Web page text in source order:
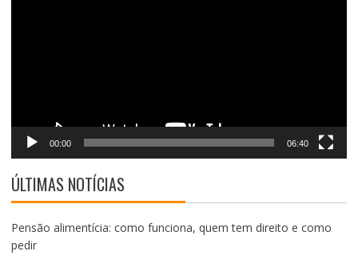
00:00 06:40
ÚLTIMAS NOTÍCIAS
Pensão alimentícia: como funciona, quem tem direito e como
pedir